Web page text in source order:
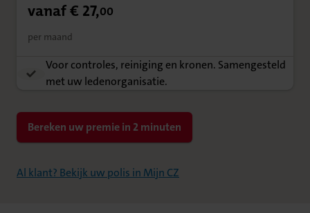
vanaf € 27,00
per maand
Voor controles, reiniging en kronen. Samengesteld
met uw ledenorganisatie.
Bereken uw premie in 2 minuten
Al klant? Bekijk uw polis in Mijn CZ